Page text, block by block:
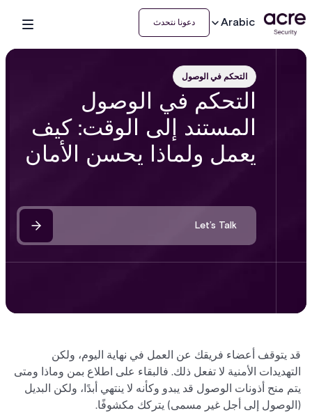
Arabic دعونا نتحدث
التحكم في الوصول
التحكم في الوصول
المستند إلى الوقت: كيف
يعمل ولماذا يحسن الأمان
Let’s Talk
قد يتوقف أعضاء فريقك عن العمل في نهاية اليوم، ولكن
التهديدات الأمنية لا تفعل ذلك. فالبقاء على اطلاع بمن وماذا ومتى
يتم منح أذونات الوصول قد يبدو وكأنه لا ينتهي أبدًا، ولكن البديل
(الوصول إلى أجل غير مسمى) يتركك مكشوفًا.